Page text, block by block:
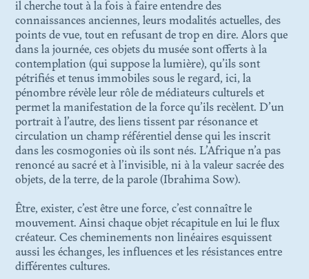
il cherche tout à la fois à faire entendre des
connaissances anciennes, leurs modalités actuelles, des
points de vue, tout en refusant de trop en dire. Alors que
dans la journée, ces objets du musée sont offerts à la
contemplation (qui suppose la lumière), qu’ils sont
pétrifiés et tenus immobiles sous le regard, ici, la
pénombre révèle leur rôle de médiateurs culturels et
permet la manifestation de la force qu’ils recèlent. D’un
portrait à l’autre, des liens tissent par résonance et
circulation un champ référentiel dense qui les inscrit
dans les cosmogonies où ils sont nés. L’Afrique n’a pas
renoncé au sacré et à l’invisible, ni à la valeur sacrée des
objets, de la terre, de la parole (Ibrahima Sow).
Être, exister, c’est être une force, c’est connaître le
mouvement. Ainsi chaque objet récapitule en lui le flux
créateur. Ces cheminements non linéaires esquissent
aussi les échanges, les influences et les résistances entre
différentes cultures.